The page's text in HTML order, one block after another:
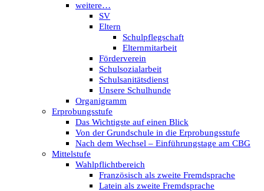
weitere…
SV
Eltern
Schulpflegschaft
Elternmitarbeit
Förderverein
Schulsozialarbeit
Schulsanitätsdienst
Unsere Schulhunde
Organigramm
Erprobungsstufe
Das Wichtigste auf einen Blick
Von der Grundschule in die Erprobungsstufe
Nach dem Wechsel – Einführungstage am CBG
Mittelstufe
Wahlpflichtbereich
Französisch als zweite Fremdsprache
Latein als zweite Fremdsprache